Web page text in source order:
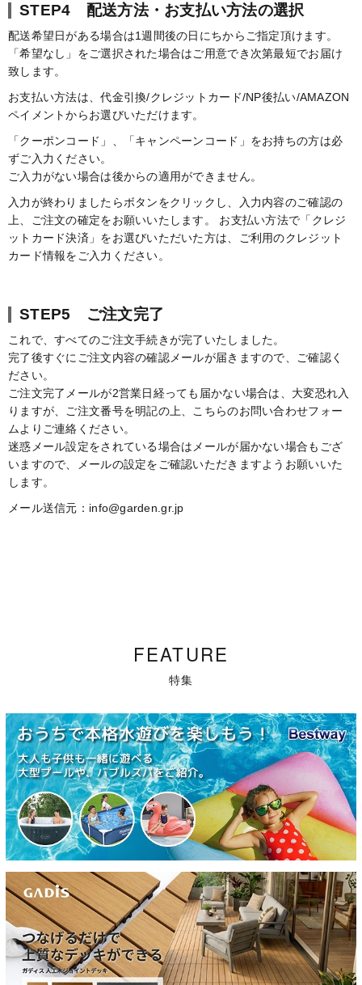
STEP4 配送方法・お支払い方法の選択
配送希望日がある場合は1週間後の日にちからご指定頂けます。
「希望なし」をご選択された場合はご用意でき次第最短でお届け
致します。
お支払い方法は、代金引換/クレジットカード/NP後払い/AMAZON
ペイメントからお選びいただけます。
「クーポンコード」、「キャンペーンコード」をお持ちの方は必
ずご入力ください。
ご入力がない場合は後からの適用ができません。
入力が終わりましたらボタンをクリックし、入力内容のご確認の
上、ご注文の確定をお願いいたします。 お支払い方法で「クレジ
ットカード決済」をお選びいただいた方は、ご利用のクレジット
カード情報をご入力ください。
STEP5 ご注文完了
これで、すべてのご注文手続きが完了いたしました。
完了後すぐにご注文内容の確認メールが届きますので、ご確認く
ださい。
ご注文完了メールが2営業日経っても届かない場合は、大変恐れ入
りますが、ご注文番号を明記の上、こちらのお問い合わせフォー
ムよりご連絡ください。
迷惑メール設定をされている場合はメールが届かない場合もござ
いますので、メールの設定をご確認いただきますようお願いいた
します。
メール送信元：info@garden.gr.jp
FEATURE
特集